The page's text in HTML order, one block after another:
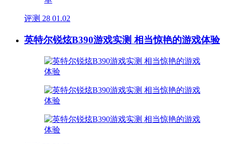
评测 28 01.02
英特尔锐炫B390游戏实测 相当惊艳的游戏体验